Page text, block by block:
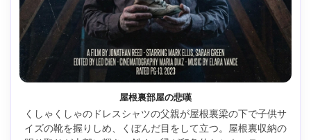
屋根裏部屋の悲嘆
くしゃくしゃのドレスシャツの父親が屋根裏梁の下で子供サ
イズの靴を握りしめ、くぼんだ目をして立つ。屋根裏収納の